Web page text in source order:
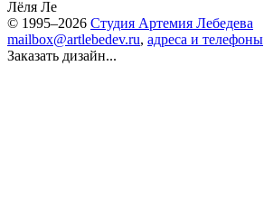
Лёля Ле
© 1995–2026 Студия Артемия Лебедева
mailbox@artlebedev.ru, адреса и телефоны
Заказать дизайн...